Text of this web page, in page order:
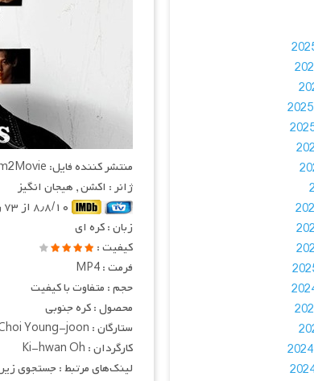
منتشر کننده فایل: Film2Movie
ژانر : اکشن , هیجان انگیز
زبان : کره ای
کیفیت :
فرمت : MP4
حجم : متفاوت با کیفیت
محصول : کره جنوبی
ستارگان : Yum Jung-ah , Won Jin-ah , Choi Young-joon
کارگردان : Ki-hwan Oh
لینک‌های مرتبط : جستجوی